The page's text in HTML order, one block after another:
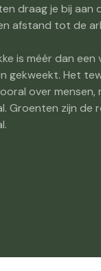
draag je bij aan
afstand tot de
is méér dan
gekweekt. Het
over mensen,
Groenten zijn